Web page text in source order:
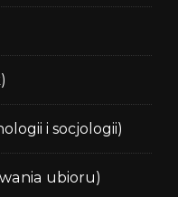
i socjologii)
ubioru)